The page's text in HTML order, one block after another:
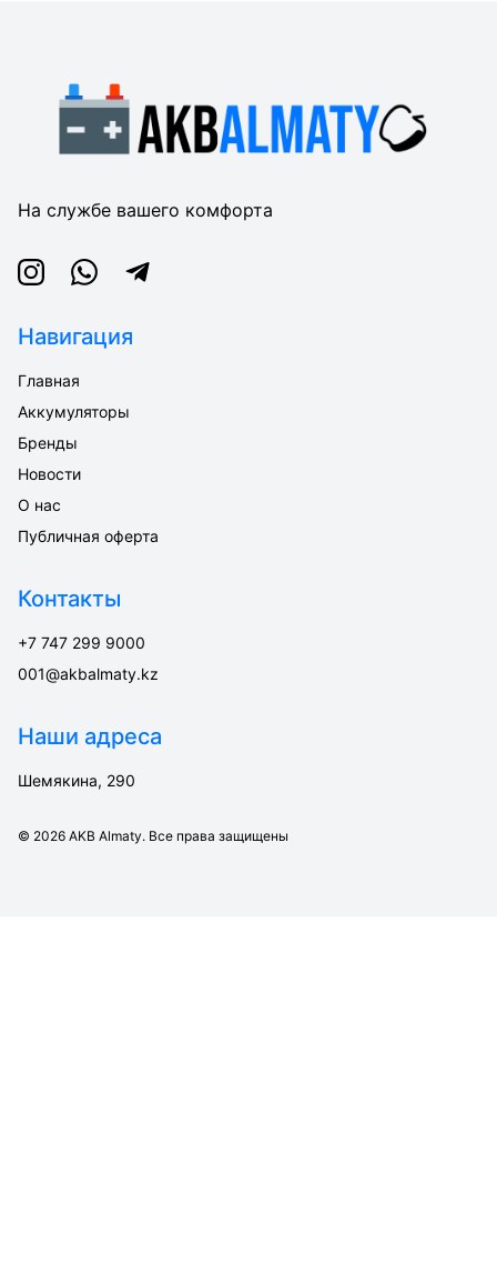
На службе вашего комфорта
InstagramWhatsappTelegram
Навигация
Главная
Аккумуляторы
Бренды
Новости
О нас
Публичная оферта
Контакты
+7 747 299 9000
001@akbalmaty.kz
Наши адреса
Шемякина, 290
© 2026 AKB Almaty. Все права защищены